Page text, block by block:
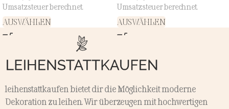
Umsatzsteuer berechnet.
AUSWÄHLEN
Umsatzsteuer berechnet.
AUSWÄHLEN
leihenstattkaufen bietet dir die Möglichkeit moderne
Dekoration zu leihen. Wir überzeugen mit hochwertigen